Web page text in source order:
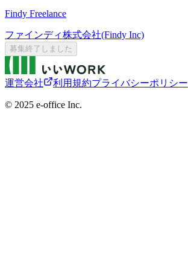
Findy Freelance
ファインディ株式会社(Findy Inc)
募集終了しました
運営会社 利用規約プライバシーポリシー
©︎ 2025 e-office Inc.